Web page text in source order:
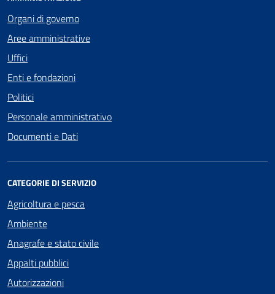
Organi di governo
Aree amministrative
Uffici
Enti e fondazioni
Politici
Personale amministrativo
Documenti e Dati
CATEGORIE DI SERVIZIO
Agricoltura e pesca
Ambiente
Anagrafe e stato civile
Appalti pubblici
Autorizzazioni